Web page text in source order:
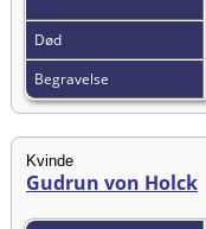
Død
Begravelse
Kvinde
Gudrun von Holck